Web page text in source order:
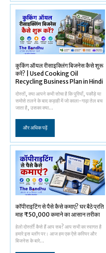
कुकिंग ऑयल रीसाइक्लिंग बिजनेस कैसे शुरू
करें? | Used Cooking Oil
Recycling Business Plan in Hindi
दोस्तों, क्या आपने कभी सोचा है कि पूरियाँ, पकौड़े या
समोसे तलने के बाद कड़ाही में जो काला-गाढ़ा तेल बच
जाता है, उसका क्या...
और अधिक पढ़ें
कॉपीराइटिंग से पैसे कैसे कमाएं? घर बैठे प्रति
माह ₹50,000 कमाने का आसान तरीका
हेलो दोस्तों! कैसे हैं आप सब? आप सभी का स्वागत है
हमारे इस ब्लॉग पर। आज हम एक ऐसे करियर और
बिजनेस के बारे...